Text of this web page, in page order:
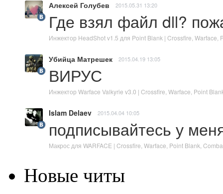
Алексей Голубев 2015.05.31 13:20
Где взял файл dll?
Инжектор HeadShot v1.5 для Point Blank | Crossfire,
Убийца Матрешек 2015.04.19 13:05
ВИРУС
Инжектор Warface Valkyrie v3.0 | Crossfire, Warface, Point
Islam Delaev 2015.04.04 10:05
подписывайтесь у
Макрос для WARFACE | Crossfire, Warface, Point Blank,
Новые читы